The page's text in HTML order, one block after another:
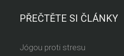
PŘEČTĚTE SI ČLÁNKY
Jógou proti stresu